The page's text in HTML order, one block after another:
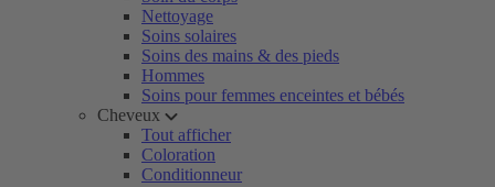
Nettoyage
Soins solaires
Soins des mains & des pieds
Hommes
Soins pour femmes enceintes et bébés
Cheveux
Tout afficher
Coloration
Conditionneur